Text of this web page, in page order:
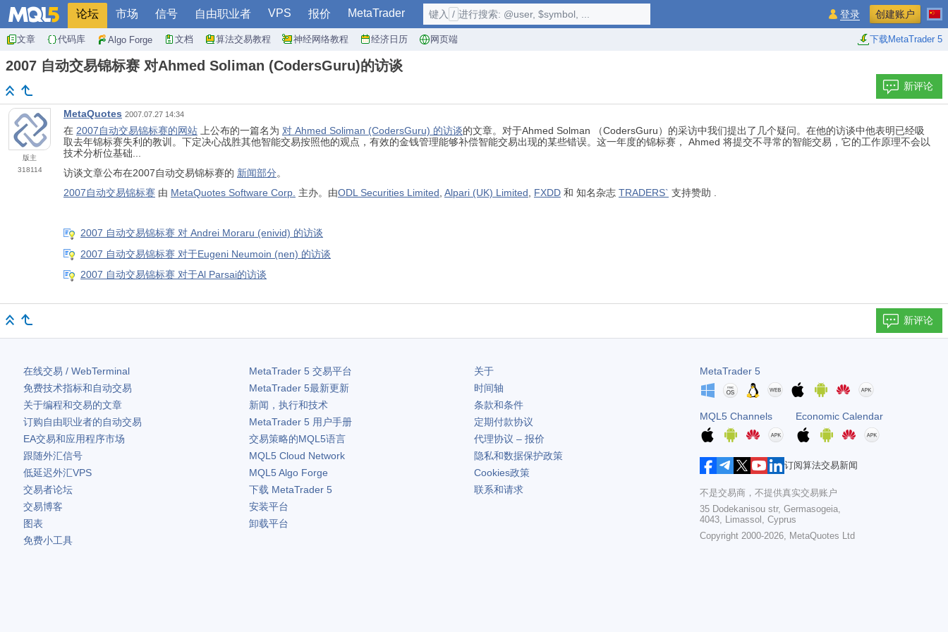
论坛 市场 信号 自由职业者 VPS 报价 MetaTrader
文章 代码库 Algo Forge 文档 算法交易教程 神经网络教程 经济日历 网页端 下载MetaTrader 5
键入 / 进行搜索: @user, $symbol, ... 登录 创建账户
2007 自动交易锦标赛 对Ahmed Soliman (CodersGuru)的访谈
新评论
版主
318114
MetaQuotes 2007.07.27 14:34
在 2007自动交易锦标赛的网站 上公布的一篇名为 对 Ahmed Soliman (CodersGuru) 的访谈的文章。对于Ahmed Solman （CodersGuru）的采访中我们提出了几个疑问。在他的访谈中他表明已经吸
取去年锦标赛失利的教训。下定决心战胜其他智能交易按照他的观点，有效的金钱管理能够补偿智能交易出现的某些错误。这一年度的锦标赛， Ahmed 将提交不寻常的智能交易，它的工作原理不会以
技术分析位基础...
访谈文章公布在2007自动交易锦标赛的 新闻部分。
2007自动交易锦标赛 由 MetaQuotes Software Corp. 主办。由ODL Securities Limited, Alpari (UK) Limited, FXDD 和 知名杂志 TRADERS` 支持赞助 .
2007 自动交易锦标赛 对 Andrei Moraru (enivid) 的访谈
2007 自动交易锦标赛 对于Eugeni Neumoin (nen) 的访谈
2007 自动交易锦标赛 对于Al Parsai的访谈
新评论
在线交易 / WebTerminal
免费技术指标和自动交易
关于编程和交易的文章
订购自由职业者的自动交易
EA交易和应用程序市场
跟随外汇信号
低延迟外汇VPS
交易者论坛
交易博客
图表
免费小工具
MetaTrader 5交易平台
MetaTrader 5最新更新
新闻，执行和技术
MetaTrader 5用户手册
交易策略的MQL5语言
MQL5 Cloud Network
MQL5 Algo Forge
下载 MetaTrader 5
安装平台
卸载平台
关于
时间轴
条款和条件
定期付款协议
代理协议 – 报价
隐私和数据保护政策
Cookies政策
联系和请求
MetaTrader 5
MQL5 Channels Economic Calendar
订阅算法交易新闻
不是交易商，不提供真实交易账户
35 Dodekanisou str, Germasogeia,
4043, Limassol, Cyprus
Copyright 2000-2026,
MetaQuotes Ltd